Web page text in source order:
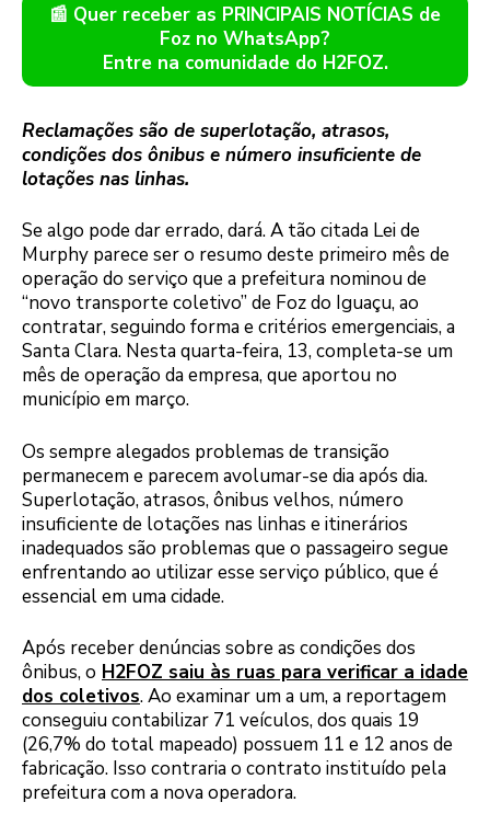
📰 Quer receber as PRINCIPAIS NOTÍCIAS de
Foz no WhatsApp?
Entre na comunidade do H2FOZ.
Reclamações são de superlotação, atrasos,
condições dos ônibus e número insuficiente de
lotações nas linhas.
Se algo pode dar errado, dará. A tão citada Lei de
Murphy parece ser o resumo deste primeiro mês de
operação do serviço que a prefeitura nominou de
“novo transporte coletivo” de Foz do Iguaçu, ao
contratar, seguindo forma e critérios emergenciais, a
Santa Clara. Nesta quarta-feira, 13, completa-se um
mês de operação da empresa, que aportou no
município em março.
Os sempre alegados problemas de transição
permanecem e parecem avolumar-se dia após dia.
Superlotação, atrasos, ônibus velhos, número
insuficiente de lotações nas linhas e itinerários
inadequados são problemas que o passageiro segue
enfrentando ao utilizar esse serviço público, que é
essencial em uma cidade.
Após receber denúncias sobre as condições dos
ônibus, o H2FOZ saiu às ruas para verificar a idade
dos coletivos. Ao examinar um a um, a reportagem
conseguiu contabilizar 71 veículos, dos quais 19
(26,7% do total mapeado) possuem 11 e 12 anos de
fabricação. Isso contraria o contrato instituído pela
prefeitura com a nova operadora.